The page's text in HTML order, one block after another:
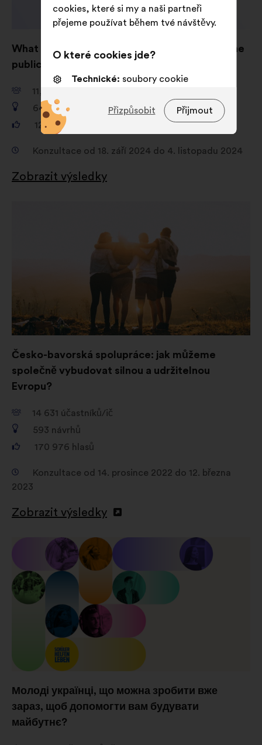
What are your ideas for shaping AI to serve the
public good?
11,661
649
návrhů
121,325
Konzultace od 18. září 2024 do 4. listopadu 2024
Zobrazit výsledky
Česko-bavorská spolupráce: jak můžeme
společně vybudovat silnou a udržitelnou
Evropu?
14 631 účastníků/ič
593 návrhů
170 976 hlasů
Konzultace od 14. prosince 2022 do 12. března
2023
Zobrazit výsledky
Молоді українці, що можна зробити вже
зараз, щоб допомогти вам будувати
майбутнє?
cookies, které si my a naši partneři
přejeme používat během tvé návštěvy.
O které cookies jde?
Technické: soubory cookie
procházení webu
Statistické:
Sociální sítě:
soubory cookie, které
nám pomáhají optimalizovat náš
dopad prostřednictvím sociálních
Přijmout
Přizpůsobit